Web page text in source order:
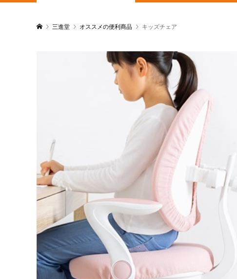
三進堂 オススメの便利商品 キッズチェア